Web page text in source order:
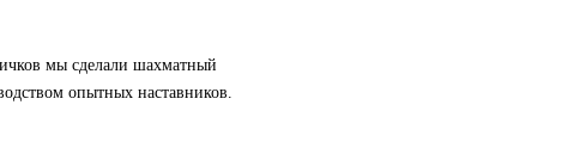
мы сделали шахматный
опытных наставников.